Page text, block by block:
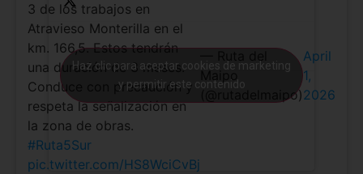
3 de los trabajos en
Atravieso Monterilla en el
km. 166,5. Estos tendrán
una duración de 3 meses.
Conduce con precaución y
respeta la señalización en
la zona de obras.
#Ruta5Sur
pic.twitter.com/HS8WciCvBj
Maipo
(@rutadelmaipo)
April
1,
2026
Haz clic para aceptar cookies de marketing
y permitir este contenido